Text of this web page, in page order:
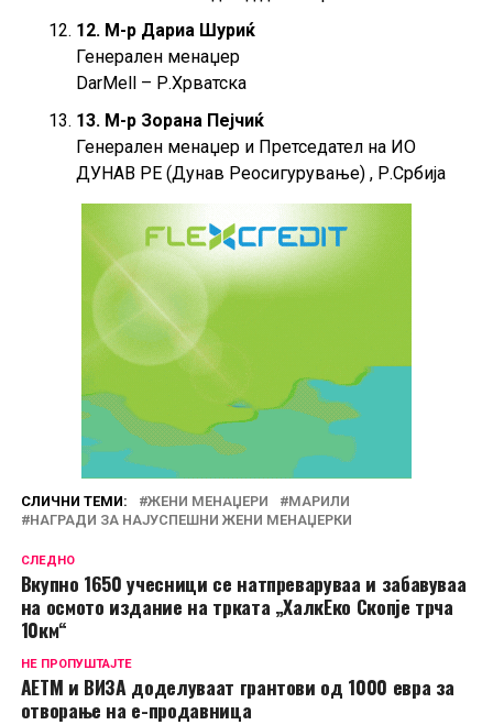
12. М-р Дариа Шуриќ
Генерален менаџер
DarMell – Р.Хрватска
13. М-р Зорана Пејчиќ
Генерален менаџер и Претседател на ИО
ДУНАВ РЕ (Дунав Реосигурување) , Р.Србија
СЛИЧНИ ТЕМИ: ЖЕНИ МЕНАЏЕРИ
МАРИЛИ
НАГРАДИ ЗА НАЈУСПЕШНИ ЖЕНИ МЕНАЏЕРКИ
СЛЕДНО
Вкупно 1650 учесници се натпреваруваа и забавуваа
на осмото издание на трката „ХалкЕко Скопје трча
10км“
НЕ ПРОПУШТАЈТЕ
АЕТМ и ВИЗА доделуваат грантови од 1000 евра за
отворање на е-продавница